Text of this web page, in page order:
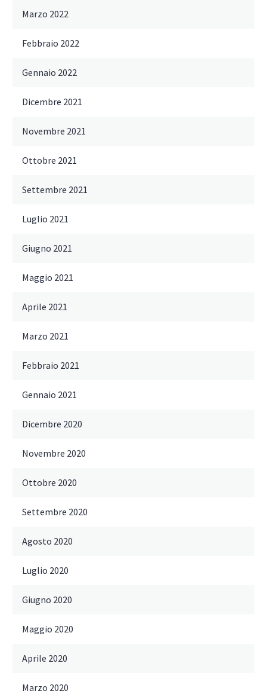
Marzo 2022
Febbraio 2022
Gennaio 2022
Dicembre 2021
Novembre 2021
Ottobre 2021
Settembre 2021
Luglio 2021
Giugno 2021
Maggio 2021
Aprile 2021
Marzo 2021
Febbraio 2021
Gennaio 2021
Dicembre 2020
Novembre 2020
Ottobre 2020
Settembre 2020
Agosto 2020
Luglio 2020
Giugno 2020
Maggio 2020
Aprile 2020
Marzo 2020